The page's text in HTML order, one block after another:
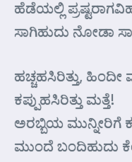
ಹೆಡೆಯಲ್ಲಿ
ಸಾಗಿಹುದು ನೋಡಾ
ಹಚ್ಚಹಸಿರಿತ್ತು,
ಕಪ್ಪುಹಸಿರಿತ್ತು ಮತ್ತೆ!
ಅರಬ್ಬಿಯ ಮುನ್ನೀರಿಗೆ
ಮುಂದೆ ಬಂದಿಹುದು